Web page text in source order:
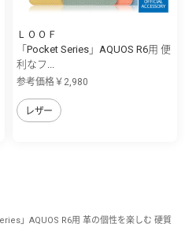
ＬＯＯＦ
「Pocket Series」AQUOS R6用 便
利なフ...
参考価格￥2,980
レザー
」AQUOS R6用 革の個性を楽しむ 硬質